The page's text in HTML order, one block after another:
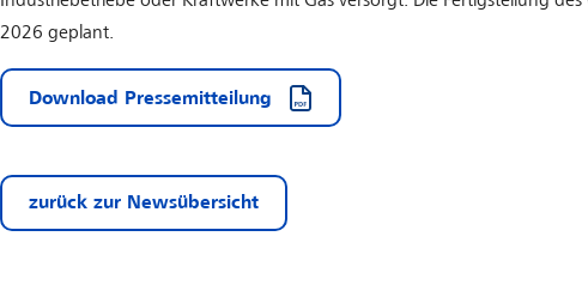
2026 geplant.
Download Pressemitteilung
zurück zur Newsübersicht